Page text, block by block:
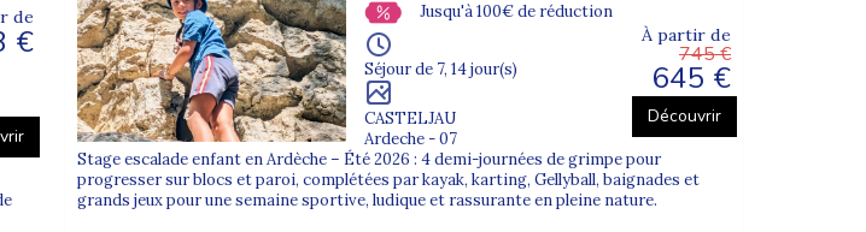
de
€
Jusqu'à 100€ de réduction
Séjour de 7, 14 jour(s)
CASTELJAU
Ardeche - 07
À partir de
745 €
645 €
Découvrir
Stage escalade enfant en Ardèche – Été 2026 : 4 demi-journées de grimpe pour
progresser sur blocs et paroi, complétées par kayak, karting, Gellyball, baignades et
grands jeux pour une semaine sportive, ludique et rassurante en pleine nature.